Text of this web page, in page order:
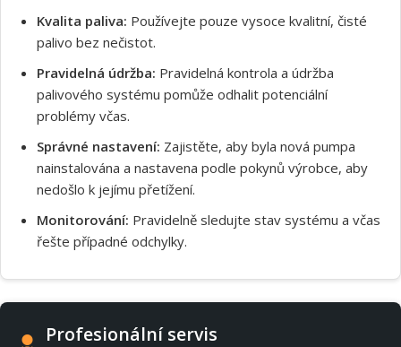
Kvalita paliva: Používejte pouze vysoce kvalitní, čisté
palivo bez nečistot.
Pravidelná údržba: Pravidelná kontrola a údržba
palivového systému pomůže odhalit potenciální
problémy včas.
Správné nastavení: Zajistěte, aby byla nová pumpa
nainstalována a nastavena podle pokynů výrobce, aby
nedošlo k jejímu přetížení.
Monitorování: Pravidelně sledujte stav systému a včas
řešte případné odchylky.
Profesionální servis